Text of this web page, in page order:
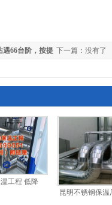
下一篇：没有了
遇66台阶，按提
工程 低降
昆明不锈钢保温